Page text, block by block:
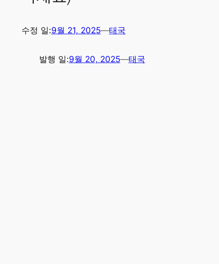
수정 일:9월 21, 2025—태국
발행 일:9월 20, 2025—태국